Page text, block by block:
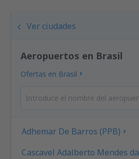
Ver ciudades
Aeropuertos en Brasil
Ofertas en Brasil
Adhemar De Barros (PPB)
Cascavel Adalberto Mendes